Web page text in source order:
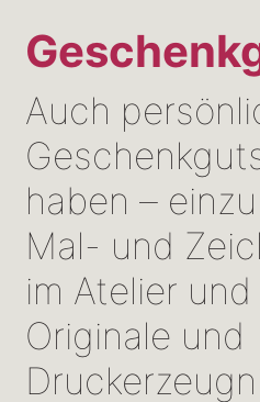
Auch
haben –
Mal- und
im Atelier
Originale und